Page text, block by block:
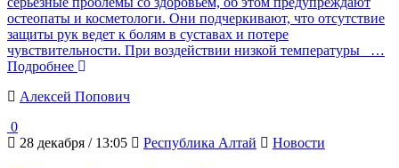
остеопаты и косметологи. Они подчеркивают, что отсутствие
защиты рук ведет к болям в суставах и потере
чувствительности. При воздействии низкой температуры
…
Подробнее
Алексей Попович
0
28 декабря / 13:05
Республика Алтай Новости